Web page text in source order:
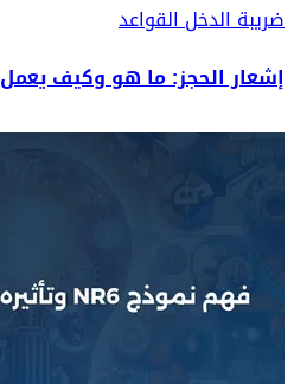
ضريبة الدخلالقواعد
إشعار الحجز: ما هو وكيف يعمل